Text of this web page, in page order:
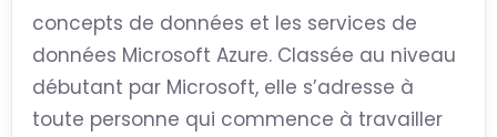
concepts de données et les services de
données Microsoft Azure. Classée au niveau
débutant par Microsoft, elle s’adresse à
toute personne qui commence à travailler